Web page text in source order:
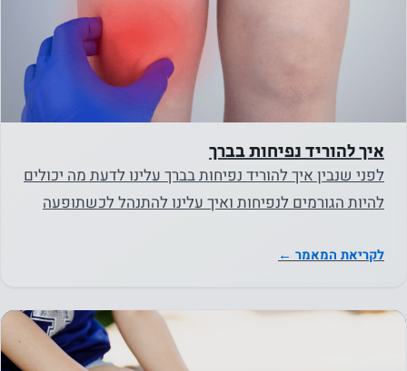
איך להוריד נפיחות בברך
לפני שנבין איך להוריד נפיחות בברך עלינו לדעת מה יכולים
להיות הגורמים לנפיחות ואיך עלינו להתנהל לכשתופעה
לקריאת המאמר ←
המשתמש
על מנת
שהאתר
שלנו יתפקד
הטובה
ביותר
פונקציונליות
מסוימת